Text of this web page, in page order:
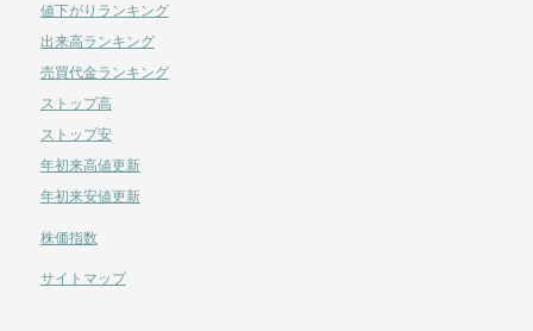
値下がりランキング
出来高ランキング
売買代金ランキング
ストップ高
ストップ安
年初来高値更新
年初来安値更新
株価指数
サイトマップ